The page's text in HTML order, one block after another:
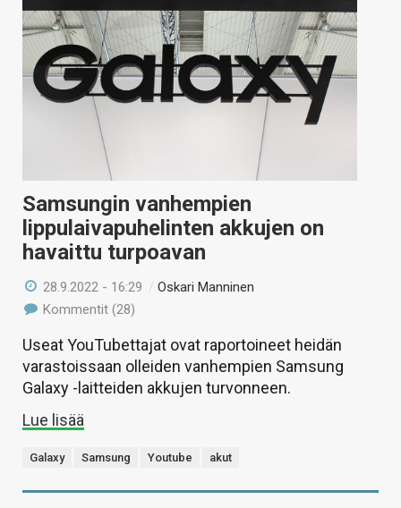
Samsungin vanhempien
lippulaivapuhelinten akkujen on
havaittu turpoavan
28.9.2022 - 16:29 /Oskari Manninen
Kommentit (28)
Useat YouTubettajat ovat raportoineet heidän
varastoissaan olleiden vanhempien Samsung
Galaxy -laitteiden akkujen turvonneen.
Lue lisää
Galaxy Samsung Youtube akut